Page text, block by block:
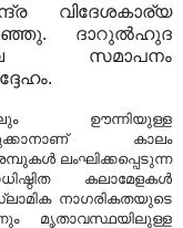
വിദേശകാര്യ
ദാറുല്‍ഹുദ
സമാപനം
ഊന്നിയുള്ള
കാലം
ലംഘിക്കപ്പെടുന്ന
കലാമേളകള്‍
നാഗരികതയുടെ
മൃതാവസ്ഥയിലുള്ള